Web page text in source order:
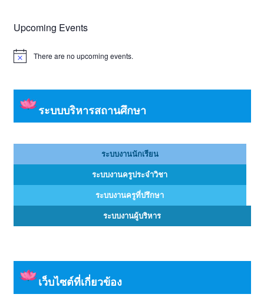
Upcoming Events
Notice There are no upcoming events.
ระบบบริหารสถานศึกษา
ระบบงานนักเรียน
ระบบงานครูประจำวิชา
ระบบงานครูที่ปรึกษา
ระบบงานผู้บริหาร
เว็บไซต์ที่เกี่ยวข้อง